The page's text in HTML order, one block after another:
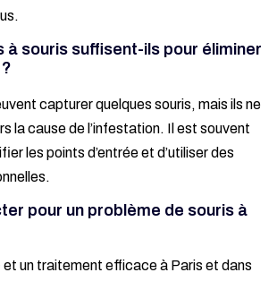
à souris suffisent-ils pour éliminer
capturer quelques souris, mais ils ne
la cause de l’infestation. Il est souvent
les points d’entrée et d’utiliser des
pour un problème de souris à
et un traitement efficace à Paris et dans